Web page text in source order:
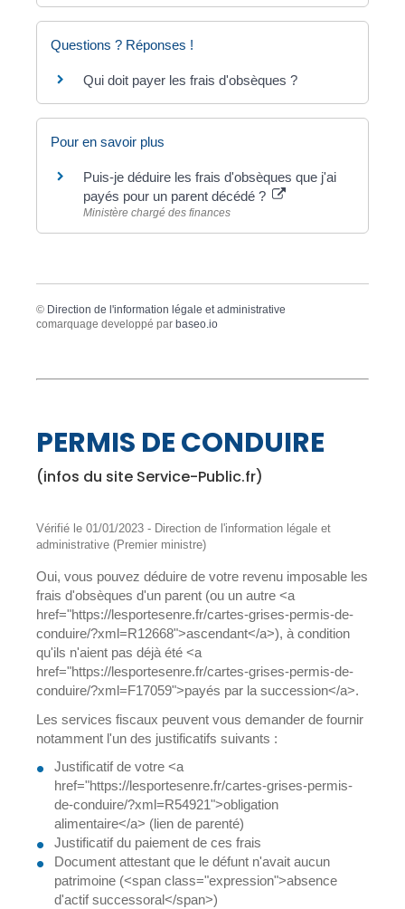
Questions ? Réponses !
Qui doit payer les frais d'obsèques ?
Pour en savoir plus
Puis-je déduire les frais d'obsèques que j'ai
payés pour un parent décédé ?
Ministère chargé des finances
© Direction de l'information légale et administrative
comarquage developpé par baseo.io
PERMIS DE CONDUIRE
(infos du site Service-Public.fr)
Vérifié le 01/01/2023 - Direction de l'information légale et
administrative (Premier ministre)
Oui, vous pouvez déduire de votre revenu imposable les
frais d'obsèques d'un parent (ou un autre <a
href="https://lesportesenre.fr/cartes-grises-permis-de-
conduire/?xml=R12668">ascendant</a>), à condition
qu'ils n'aient pas déjà été <a
href="https://lesportesenre.fr/cartes-grises-permis-de-
conduire/?xml=F17059">payés par la succession</a>.
Les services fiscaux peuvent vous demander de fournir
notamment l'un des justificatifs suivants :
Justificatif de votre <a
href="https://lesportesenre.fr/cartes-grises-permis-
de-conduire/?xml=R54921">obligation
alimentaire</a> (lien de parenté)
Justificatif du paiement de ces frais
Document attestant que le défunt n'avait aucun
patrimoine (<span class="expression">absence
d'actif successoral</span>)